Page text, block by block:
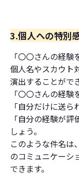
3.個人への特別
「〇〇さんの経験
個人名やスカウト
演出することがで
「〇〇さんの経
「自分だけに送
「自分の経験が
しょう。
このような件名は
のコミュニケーシ
できます。